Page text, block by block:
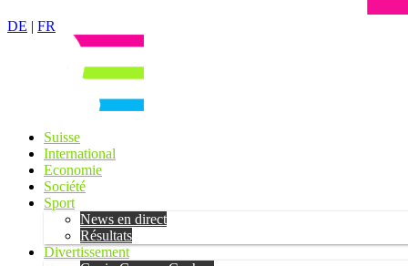
DE | FR
Suisse
International
Economie
Société
Sport
News en direct
Résultats
Divertissement